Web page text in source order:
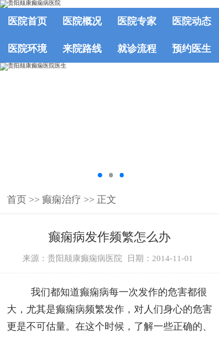
医院首页 医院概况 医院专家 医院动态
医院环境 来院路线 就诊流程 预约医生
首页 >> 癫痫治疗 >> 正文
癫痫病发作频繁怎么办
来源：贵阳颠康癫痫病医院 日期：2014-11-01
我们都知道癫痫病每一次发作的危害都很
大，尤其是癫痫病频繁发作，对人们身心的危害
更是不可估量。在这个时候，了解一些正确的、